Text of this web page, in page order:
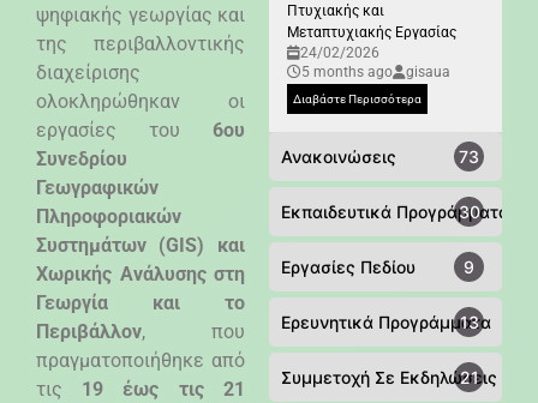
ψηφιακής γεωργίας και
της περιβαλλοντικής
διαχείρισης
ολοκληρώθηκαν οι
εργασίες του 6ου
Συνεδρίου
Γεωγραφικών
Πληροφοριακών
Συστημάτων (GIS) και
Χωρικής Ανάλυσης στη
Γεωργία και το
Περιβάλλον, που
πραγματοποιήθηκε από
τις 19 έως τις 21
Πτυχιακής και
Μεταπτυχιακής Εργασίας
24/02/2026
5 months ago
gisaua
Διαβάστε Περισσότερα
Ανακοινώσεις 73
Εκπαιδευτικά Προγράμματα
30
Εργασίες Πεδίου 9
Ερευνητικά Προγράμματα
13
Συμμετοχή Σε Εκδηλώσεις -
21